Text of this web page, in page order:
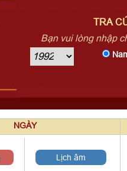
TRA
Bạn vui lòng nhập
NGÀY
Lịch âm